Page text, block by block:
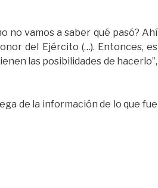
no vamos a saber qué pasó? Ahí
del Ejército (…). Entonces, es
las posibilidades de hacerlo”,
de la información de lo que fue